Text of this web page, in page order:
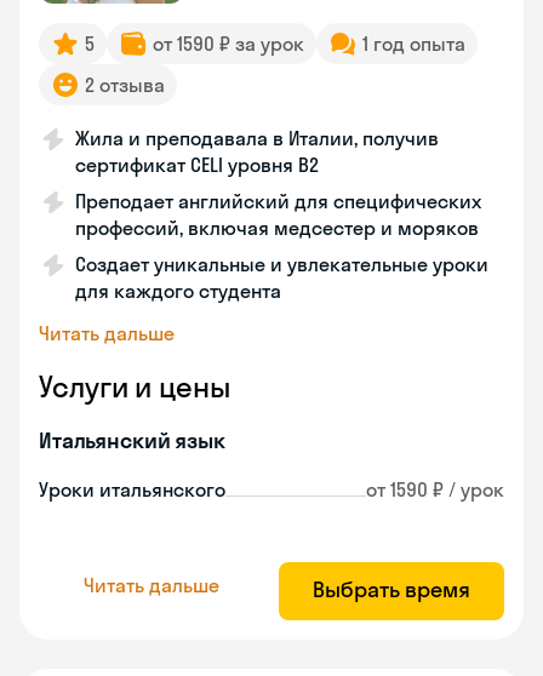
5 от 1590 ₽ за урок
1 год опыта
2 отзыва
Жила и преподавала в Италии, получив
сертификат CELI уровня В2
Преподает английский для специфических
профессий, включая медсестер и моряков
Создает уникальные и увлекательные уроки
для каждого студента
Читать дальше
Услуги и цены
Итальянский язык
Уроки итальянского от 1590 ₽ / урок
Читать дальше Выбрать время